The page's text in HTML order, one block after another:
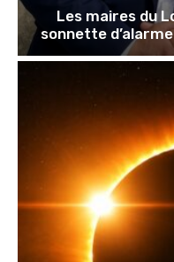
Les maires du
sonnette